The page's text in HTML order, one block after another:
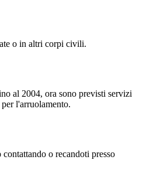
o in altri corpi civili.
al 2004, ora sono previsti servizi
l'arruolamento.
o recandoti presso